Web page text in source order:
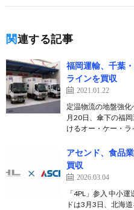
関連する記事
福岡運輸、千葉
ラインを買収
2021.01.22
定温物流の地盤強
月20日、傘下の福
けるオー・ケー・
アセンド、食品
買収
2026.03.04
「4PL」参入 中小
ドは3月3日、北海